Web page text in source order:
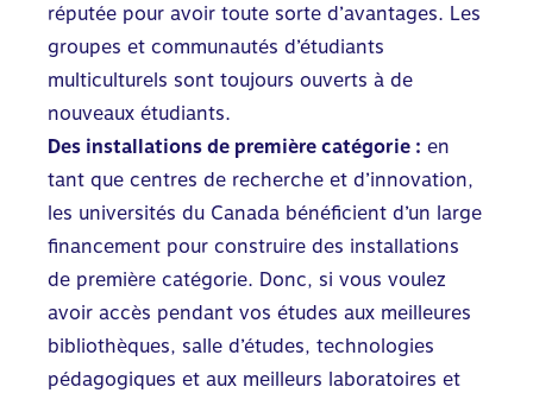
réputée pour avoir toute sorte d’avantages. Les
groupes et communautés d’étudiants
multiculturels sont toujours ouverts à de
nouveaux étudiants.
Des installations de première catégorie : en
tant que centres de recherche et d’innovation,
les universités du Canada bénéficient d’un large
financement pour construire des installations
de première catégorie. Donc, si vous voulez
avoir accès pendant vos études aux meilleures
bibliothèques, salle d’études, technologies
pédagogiques et aux meilleurs laboratoires et